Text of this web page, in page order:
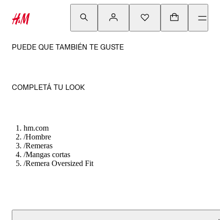
PUEDE QUE TAMBIÉN TE GUSTE
COMPLETÁ TU LOOK
hm.com
/Hombre
/Remeras
/Mangas cortas
/Remera Oversized Fit